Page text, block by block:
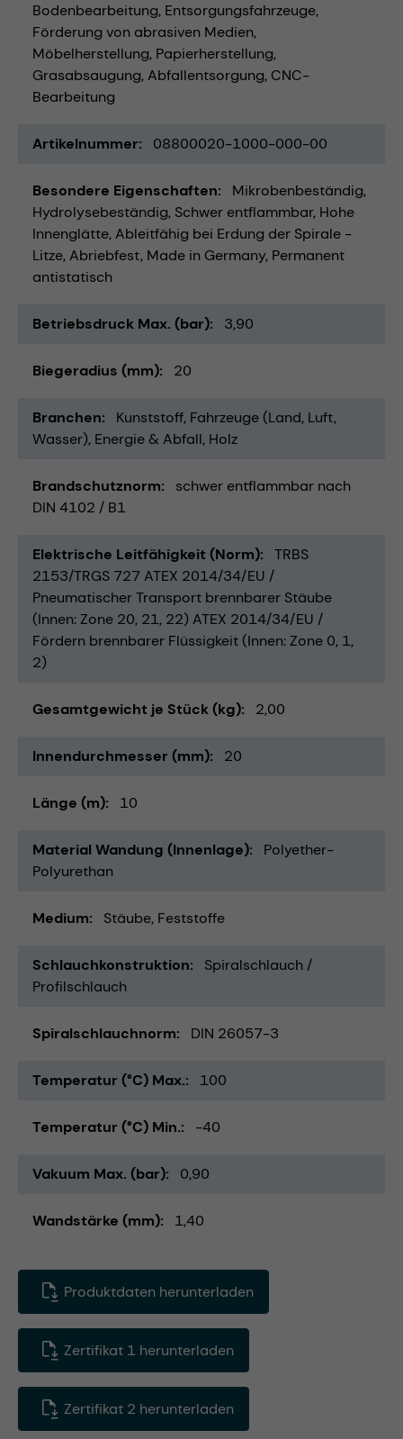
Bodenbearbeitung Entsorgungsfahrzeuge
Förderung von abrasiven Medien
Möbelherstellung Papierherstellung
Grasabsaugung Abfallentsorgung CNC-
Bearbeitung
Artikelnummer 08800020-1000-000-00
Besondere Eigenschaften
Mikrobenbeständig
Hydrolysebeständig Schwer entflammbar Hohe
Innenglätte Ableitfähig bei Erdung der Spirale -
Litze Abriebfest Made in Germany Permanent
antistatisch
Betriebsdruck Max. (bar) 3,90
Biegeradius (mm) 20
Branchen Kunststoff Fahrzeuge (Land, Luft,
Wasser) Energie & Abfall Holz
Brandschutznorm
schwer entflammbar nach
DIN 4102 / B1
Elektrische Leitfähigkeit (Norm)
TRBS
2153/TRGS 727 ATEX 2014/34/EU /
Pneumatischer Transport brennbarer Stäube
(Innen: Zone 20, 21, 22) ATEX 2014/34/EU /
Fördern brennbarer Flüssigkeit (Innen: Zone 0, 1,
2)
Gesamtgewicht je Stück (kg) 2,00
Innendurchmesser (mm) 20
Länge (m) 10
Material Wandung (Innenlage)
Polyether-
Polyurethan
Medium Stäube Feststoffe
Schlauchkonstruktion
Spiralschlauch /
Profilschlauch
Spiralschlauchnorm DIN 26057-3
Temperatur (°C) Max. 100
Temperatur (°C) Min. -40
Vakuum Max. (bar) 0,90
Wandstärke (mm) 1,40
Produktdaten herunterladen
Zertifikat 1 herunterladen
Zertifikat 2 herunterladen